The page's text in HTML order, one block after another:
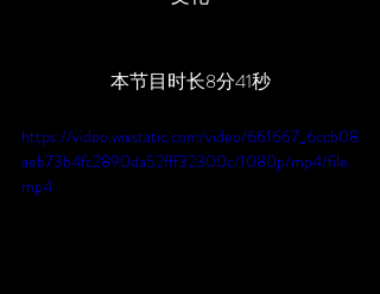
本节目时长8分41秒
https://video.wixstatic.com/video/661667_6ccb08
aeb73b4fc2890da52fff32300c/1080p/mp4/file.
mp4